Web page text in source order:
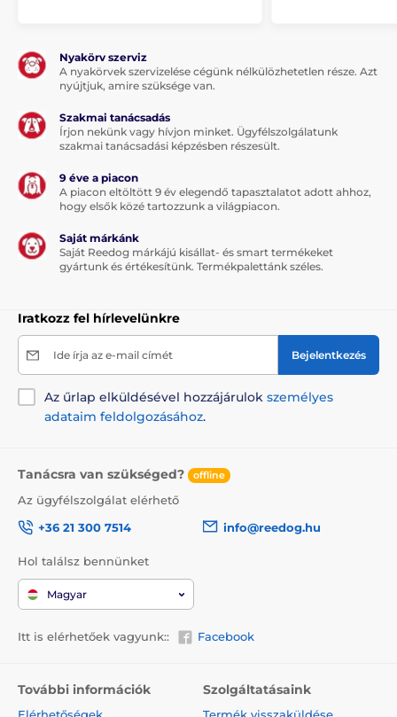
Nyakörv szerviz
A nyakörvek szervizelése cégünk nélkülözhetetlen része. Azt
nyújtjuk, amire szüksége van.
Szakmai tanácsadás
Írjon nekünk vagy hívjon minket. Ügyfélszolgálatunk
szakmai tanácsadási képzésben részesült.
9 éve a piacon
A piacon eltöltött 9 év elegendő tapasztalatot adott ahhoz,
hogy elsők közé tartozzunk a világpiacon.
Saját márkánk
Saját Reedog márkájú kisállat- és smart termékeket
gyártunk és értékesítünk. Termékpalettánk széles.
Iratkozz fel hírlevelünkre
Ide írja az e-mail címét Bejelentkezés
Az űrlap elküldésével hozzájárulok személyes
adataim feldolgozásához.
Tanácsra van szükséged? offline
Az ügyfélszolgálat elérhető
+36 21 300 7514
info@reedog.hu
Hol találsz bennünket
Magyar
Itt is elérhetőek vagyunk:: Facebook
További információk Szolgáltatásaink